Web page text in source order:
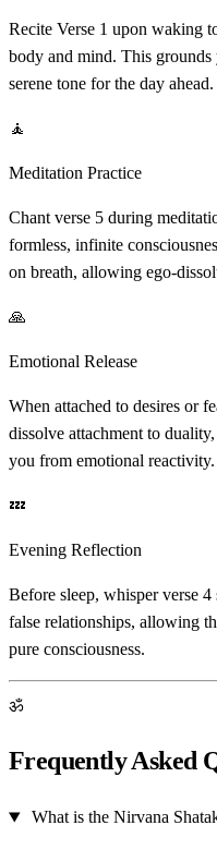
Recite Verse 1 upon waking
body and mind. This grounds
serene tone for the day ahead.
🧘
Meditation Practice
Chant verse 5 during
formless, infinite
on breath, allowing ego-
🙏
Emotional Release
When attached to desires or
dissolve attachment to
you from emotional reactivity.
💤
Evening Reflection
Before sleep, whisper verse
false relationships, allowing
pure consciousness.
ॐ
Frequently Asked
What is the Nirvana